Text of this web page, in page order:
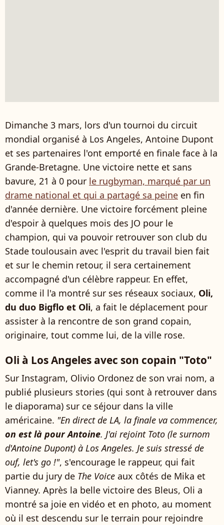
Dimanche 3 mars, lors d'un tournoi du circuit
mondial organisé à Los Angeles, Antoine Dupont
et ses partenaires l'ont emporté en finale face à la
Grande-Bretagne. Une victoire nette et sans
bavure, 21 à 0 pour le rugbyman, marqué par un
drame national et qui a partagé sa peine en fin
d'année dernière. Une victoire forcément pleine
d'espoir à quelques mois des JO pour le
champion, qui va pouvoir retrouver son club du
Stade toulousain avec l'esprit du travail bien fait
et sur le chemin retour, il sera certainement
accompagné d'un célèbre rappeur. En effet,
comme il l'a montré sur ses réseaux sociaux, Oli,
du duo Bigflo et Oli, a fait le déplacement pour
assister à la rencontre de son grand copain,
originaire, tout comme lui, de la ville rose.
Oli à Los Angeles avec son copain "Toto"
Sur Instagram, Olivio Ordonez de son vrai nom, a
publié plusieurs stories (qui sont à retrouver dans
le diaporama) sur ce séjour dans la ville
américaine. "En direct de LA, la finale va commencer,
on est là pour Antoine. J'ai rejoint Toto (le surnom
d'Antoine Dupont) à Los Angeles. Je suis stressé de
ouf, let's go !", s'encourage le rappeur, qui fait
partie du jury de The Voice aux côtés de Mika et
Vianney. Après la belle victoire des Bleus, Oli a
montré sa joie en vidéo et en photo, au moment
où il est descendu sur le terrain pour rejoindre